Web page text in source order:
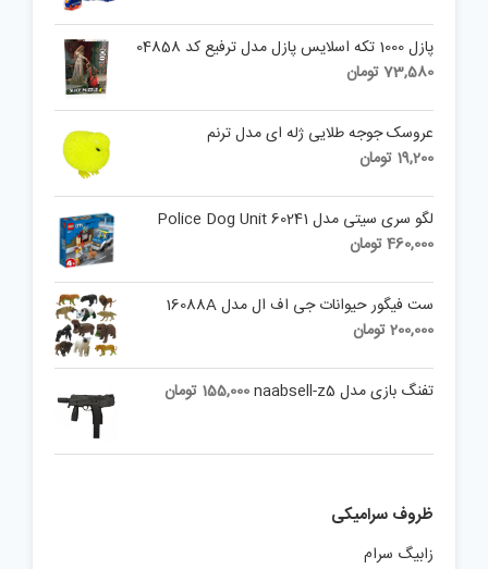
پازل 1000 تکه اسلايس پازل مدل ترفیع کد 04858
73,580تومان
عروسک جوجه طلایی ژله ای مدل ترنم
19,200 تومان
لگو سری سیتی مدل 60241 Police Dog Unit
460,000تومان
ست فیگور حیوانات جی اف ال مدل 16088A
200,000تومان
تفنگ بازی مدل naabsell-z5 155,000 تومان
ظروف سرامیکی
زابیگ سرام